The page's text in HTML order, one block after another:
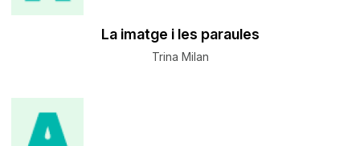
La imatge i les paraules
Trina Milan